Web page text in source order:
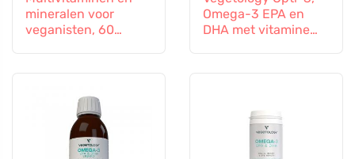
mineralen voor
veganisten, 60
Omega-3 EPA en
DHA met vitamine